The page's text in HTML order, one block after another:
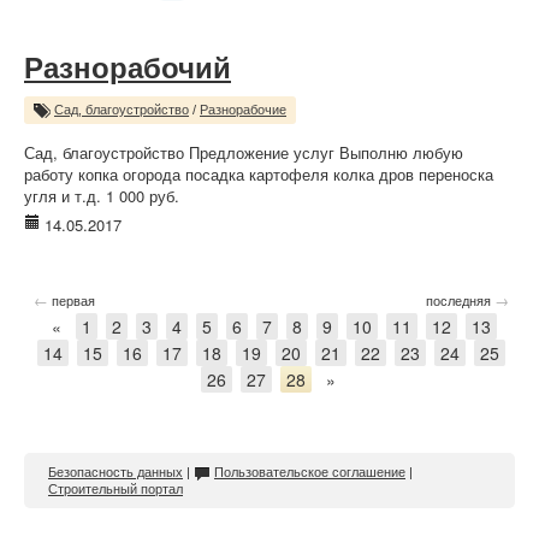
Разнорабочий
Сад, благоустройство / Разнорабочие
Сад, благоустройство Предложение услуг Выполню любую
работу копка огорода посадка картофеля колка дров переноска
угля и т.д. 1 000 руб.
14.05.2017
← первая последняя →
« 1 2 3 4 5 6 7 8 9 10 11 12
13
14
15 16 17 18 19 20 21 22 23 24
25
26
27 28 »
Безопасность данных | Пользовательское соглашение |
Строительный портал